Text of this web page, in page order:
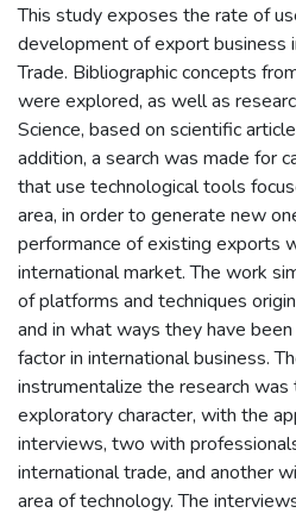
This study exposes the rate of
development of export business
Trade. Bibliographic concepts
were explored, as well as
Science, based on scientific
addition, a search was made for
that use technological tools
area, in order to generate new
performance of existing exports
international market. The work
of platforms and techniques
and in what ways they have
factor in international business.
instrumentalize the research
exploratory character, with the
interviews, two with
international trade, and another
area of technology. The